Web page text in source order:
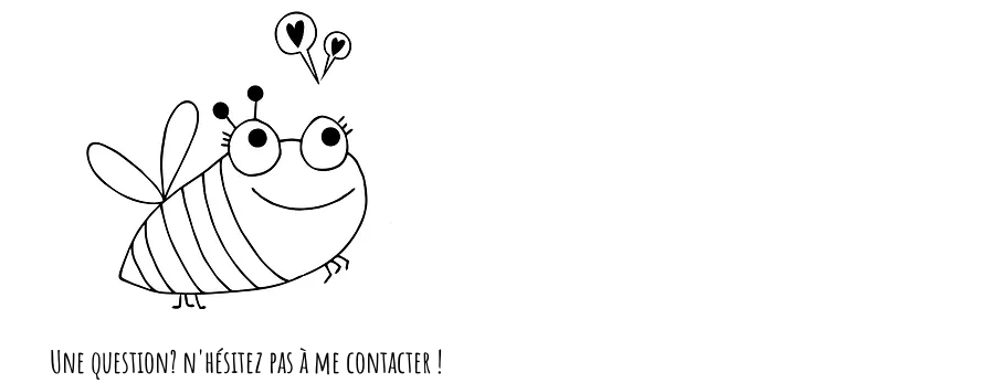
Une question? n'hésitez pas à me contacter !